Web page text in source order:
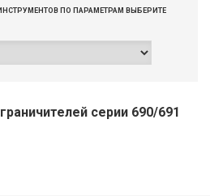
ПО ПАРАМЕТРАМ ВЫБЕРИТЕ
серии 690/691